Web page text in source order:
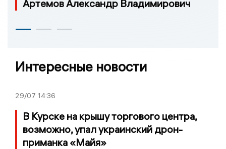
Артемов Александр Владимирович
Интересные новости
29/07 14:36
В Курске на крышу торгового центра,
возможно, упал украинский дрон-
приманка «Майя»